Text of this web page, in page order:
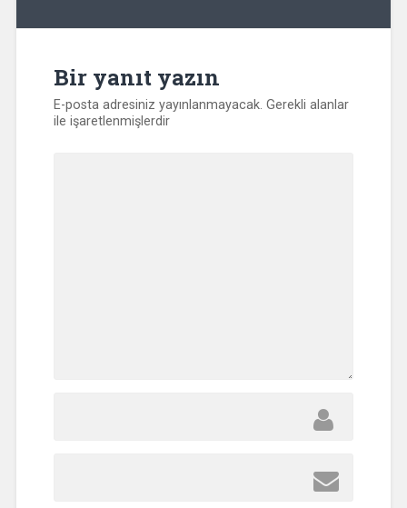
Bir yanıt yazın
E-posta adresiniz yayınlanmayacak. Gerekli alanlar
ile işaretlenmişlerdir